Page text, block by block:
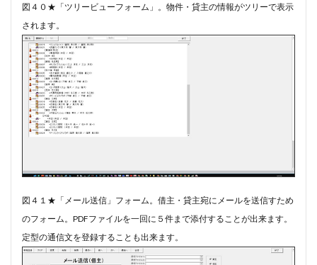
図４０★「ツリービューフォーム」。物件・貸主の情報がツリーで表示
されます。
図４１★「メール送信」フォーム。借主・貸主宛にメールを送信すため
のフォーム。PDFファイルを一回に５件まで添付することが出来ます。
定型の通信文を登録することも出来ます。